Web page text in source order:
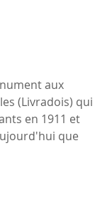
aux
(Livradois) qui
en 1911 et
que